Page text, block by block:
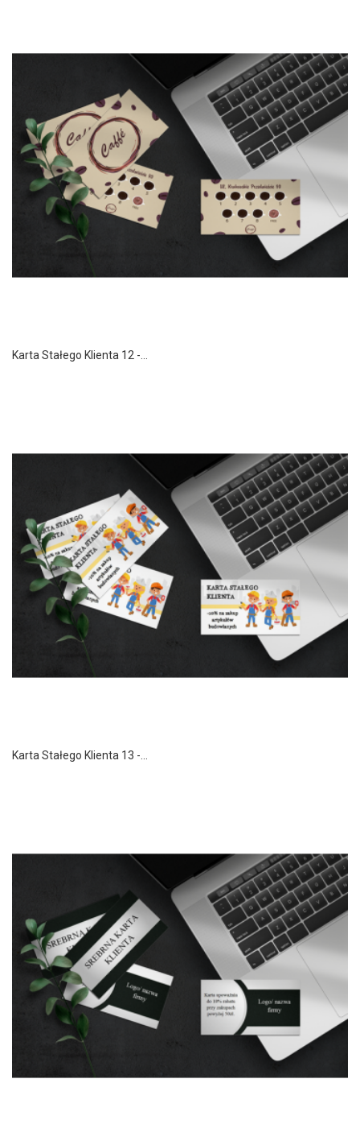
Karta Stałego Klienta 12 -...
Karta Stałego Klienta 13 -...